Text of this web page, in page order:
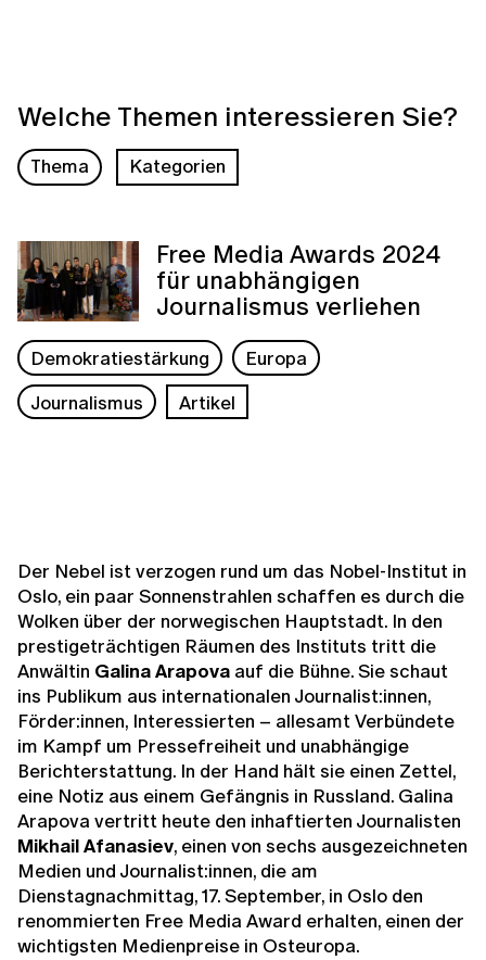
Welche Themen interessieren Sie?
Thema Kategorien
Free Media Awards 2024
für unabhängigen
Journalismus verliehen
Demokratiestärkung
Europa
Journalismus
Artikel
Der Nebel ist verzogen rund um das Nobel-Institut in
Oslo, ein paar Sonnenstrahlen schaffen es durch die
Wolken über der norwegischen Hauptstadt. In den
prestigeträchtigen Räumen des Instituts tritt die
Anwältin Galina Arapova auf die Bühne. Sie schaut
ins Publikum aus internationalen Journalist:innen,
Förder:innen, Interessierten – allesamt Verbündete
im Kampf um Pressefreiheit und unabhängige
Berichterstattung. In der Hand hält sie einen Zettel,
eine Notiz aus einem Gefängnis in Russland. Galina
Arapova vertritt heute den inhaftierten Journalisten
Mikhail Afanasiev, einen von sechs ausgezeichneten
Medien und Journalist:innen, die am
Dienstagnachmittag, 17. September, in Oslo den
renommierten Free Media Award erhalten, einen der
wichtigsten Medienpreise in Osteuropa.